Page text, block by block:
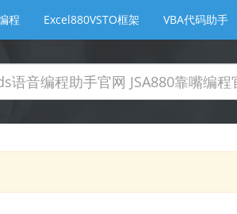
程 Excel880VSTO框架 VBA代码助手